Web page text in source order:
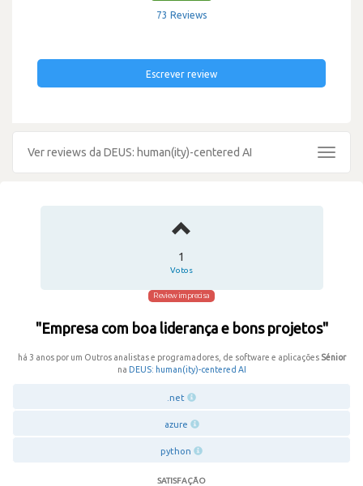
73 Reviews
Escrever review
Ver reviews da DEUS: human(ity)-centered AI
Toggle
1
Votos
Review imprecisa
"Empresa com boa liderança e bons projetos"
há 3 anos por um Outros analistas e programadores, de software e aplicações Sénior
na DEUS: human(ity)-centered AI
.net
azure
python
SATISFAÇÃO